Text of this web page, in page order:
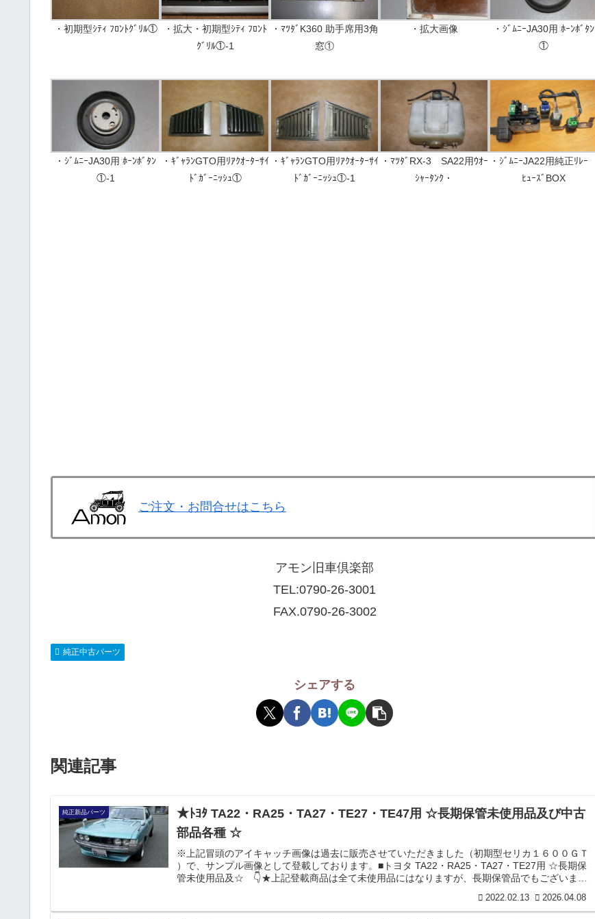
・初期型ｼﾃｨ ﾌﾛﾝﾄｸﾞﾘﾙ①
・拡大・初期型ｼﾃｨ ﾌﾛﾝﾄ
ｸﾞﾘﾙ①-1
・ﾏﾂﾀﾞK360 助手席用3角
窓①
・拡大画像
・ｼﾞﾑﾆｰJA30用 ﾎｰﾝﾎﾞﾀﾝ
①
・ｼﾞﾑﾆｰJA30用 ﾎｰﾝﾎﾞﾀﾝ
①-1
・ｷﾞｬﾗﾝGTO用ﾘｱｸｵｰﾀｰｻｲ
ﾄﾞｶﾞｰﾆｯｼｭ①
・ｷﾞｬﾗﾝGTO用ﾘｱｸｵｰﾀｰｻｲ
ﾄﾞｶﾞｰﾆｯｼｭ①-1
・ﾏﾂﾀﾞRX-3 SA22用ｳｵｰ
ｼｬｰﾀﾝｸ・
・ｼﾞﾑﾆｰJA22用純正ﾘﾚｰ
ﾋｭｰｽﾞBOX
ご注文・お問合せはこちら
アモン旧車倶楽部
TEL:0790-26-3001
FAX.0790-26-3002
純正中古パーツ
シェアする
関連記事
純正新品パーツ
★ﾄﾖﾀ TA22・RA25・TA27・TE27・TE47用 ☆長期保管未使用品及び中古
部品各種 ☆
※上記冒頭のアイキャッチ画像は過去に販売させていただきました（初期型セリカ１６００ＧＴ
）で、サンプル画像として登載しております。■トヨタ TA22・RA25・TA27・TE27用 ☆長期保
管未使用品及☆ 👇★上記登載商品は全て未使用品にはなりますが、長期保管品でもございます
げます。 ■トヨタ（ TA22・RA25・TA27・TE27）用 ☆長期保管各種中古部品☆ 👇■トヨタ系
旧車用各種部...
2022.02.13 2026.04.08